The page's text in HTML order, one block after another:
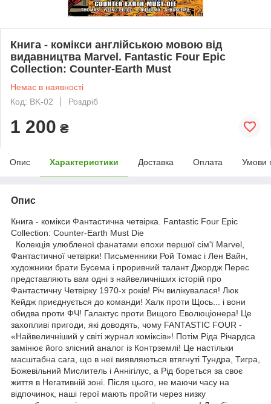
Книга - комікси англійською мовою від
видавництва Marvel. Fantastic Four Epic
Collection: Counter-Earth Must
Немає в наявності
Код: BK-02
Роздріб
1 200 ₴
Опис Характеристики Доставка Оплата Умови
Опис
Книга - комікси Фантастична четвірка. Fantastic Four Epic
Collection: Counter-Earth Must Die
Колекція улюбленої фанатами епохи першої сім'ї Marvel,
Фантастичної четвірки! Письменники Рой Томас і Лен Вайн,
художники брати Бусема і проривний талант Джордж Перес
представляють вам одні з найвеличніших історій про
Фантастичну Четвірку 1970-х років! Річ вилікувалася! Люк
Кейдж приєднується до команди! Халк проти Щось... і вони
обидва проти ФЧ! Галактус проти Вищого Еволюціонера! Це
захопливі пригоди, які доводять, чому FANTASTIC FOUR -
«Найвеличніший у світі журнал коміксів»! Потім Ріда Річардса
замінює його злісний аналог із Контрземлі! Це настільки
масштабна сага, що в неї виявляються втягнуті Тундра, Тигра,
Божевільний Мислитель і Аннігілус, а Рід бореться за своє
життя в Негативній зоні. Після цього, не маючи часу на
відпочинок, наші герої мають пройти через низку